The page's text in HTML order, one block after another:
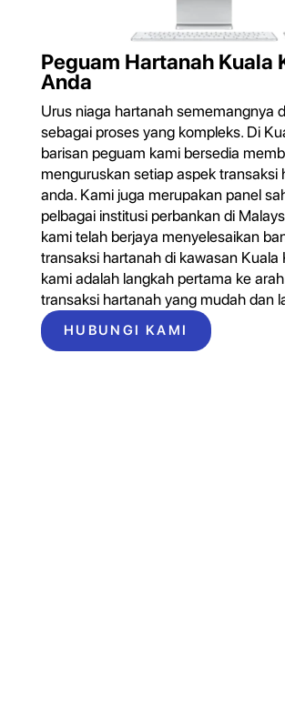
Peguam Hartanah Kuala
Anda
Urus niaga hartanah sememangnya
sebagai proses yang kompleks. Di
barisan peguam kami bersedia
menguruskan setiap aspek transaksi
anda. Kami juga merupakan panel
pelbagai institusi perbankan di
kami telah berjaya menyelesaikan
transaksi hartanah di kawasan Kuala
kami adalah langkah pertama ke
transaksi hartanah yang mudah dan
HUBUNGI KAMI